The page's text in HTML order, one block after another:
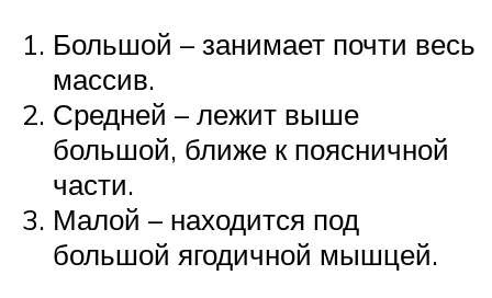
Большой – занимает почти весь
массив.
Средней – лежит выше
большой, ближе к поясничной
части.
Малой – находится под
большой ягодичной мышцей.